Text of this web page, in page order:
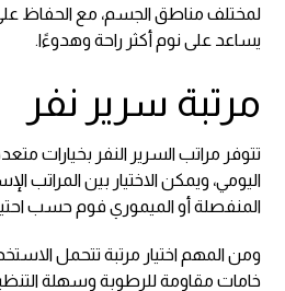
لمختلف مناطق الجسم، مع الحفاظ
يساعد على نوم أكثر راحة وهدوءًا.
مرتبة سرير نفر
تتوفر مراتب السرير النفر بخيارات
اليومي، ويمكن الاختيار بين المراتب
المنفصلة أو الميموري فوم حسب
ومن المهم اختيار مرتبة تتحمل
خامات مقاومة للرطوبة وسهلة